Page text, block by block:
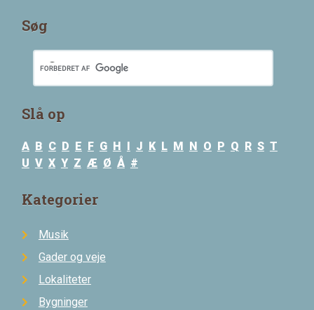
Søg
Slå op
A B C D E F G H J K L M N O P Q R S T
U V X Y Z Æ Ø Å #
Kategorier
Musik
Gader og veje
Lokaliteter
Bygninger